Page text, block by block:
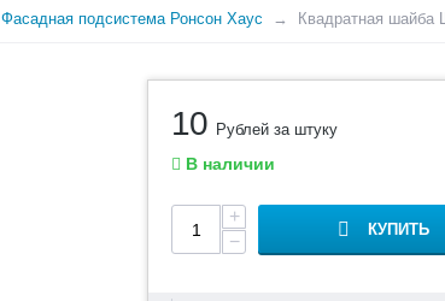
Фасадная подсистема Ронсон Хаус Квадратная шайба
10 Рублей за штуку
В наличии
+
−
КУПИТЬ